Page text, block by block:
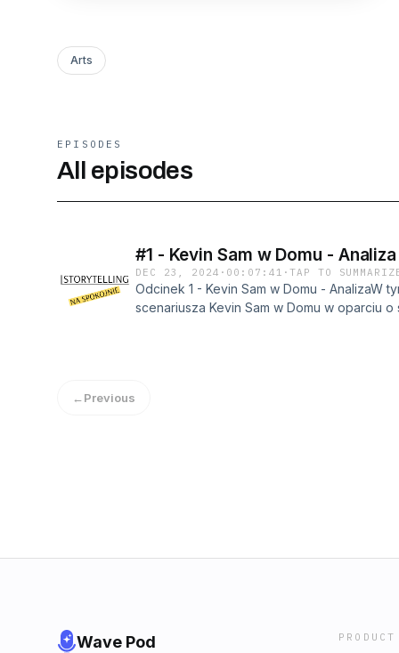
Arts
EPISODES
All episodes
#1 - Kevin Sam w Domu -
DEC 23, 2024 · 00:07:41 ·TAP TO
Odcinek 1 - Kevin Sam w Domu - AnalizaW
scenariusza Kevin Sam w Domu w oparciu
←Previous
Wave Pod PRODUCT